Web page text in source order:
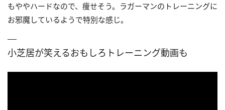
もややハードなので、痩せそう。ラガーマンのトレーニングに
お邪魔しているようで特別な感じ。
小芝居が笑えるおもしろトレーニング動画も